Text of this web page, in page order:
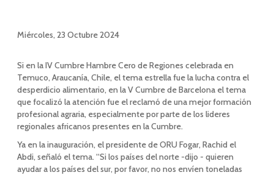
Miércoles, 23 Octubre 2024
Si en la IV Cumbre Hambre Cero de Regiones celebrada en
Temuco, Araucanía, Chile, el tema estrella fue la lucha contra el
desperdicio alimentario, en la V Cumbre de Barcelona el tema
que focalizó la atención fue el reclamó de una mejor formación
profesional agraria, especialmente por parte de los lideres
regionales africanos presentes en la Cumbre.
Ya en la inauguración, el presidente de ORU Fogar, Rachid el
Abdi, señaló el tema. “Si los países del norte -dijo - quieren
ayudar a los países del sur, por favor, no nos envíen toneladas